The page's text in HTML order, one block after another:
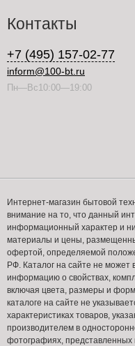
Контакты
+7 (495) 157-02-77
inform@100-bt.ru
Пн—Вс10:00—19:00
Интернет-магазин бытовой
внимание на то, что данный
информационный характер и
материалы и цены,
офертой, определяемой
РФ. Каталог на сайте не может
информацию о свойствах,
включая цвета, размеры и
каталоге на сайте не
характеристиках товаров,
производителем в
фотографиях, представленных